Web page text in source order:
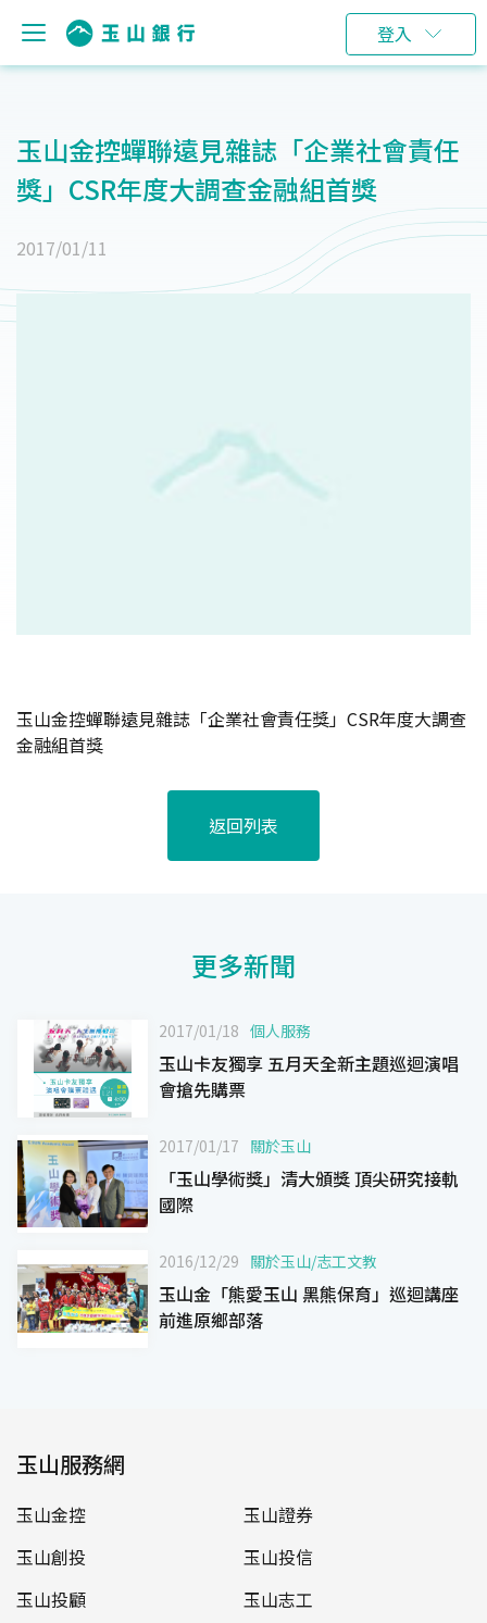
登入
玉山金控蟬聯遠見雜誌「企業社會責任
獎」CSR年度大調查金融組首獎
2017/01/11
玉山金控蟬聯遠見雜誌「企業社會責任獎」CSR年度大調查
金融組首獎
返回列表
更多新聞
2017/01/18 個人服務
玉山卡友獨享 五月天全新主題巡迴演唱
會搶先購票
2017/01/17 關於玉山
「玉山學術獎」清大頒獎 頂尖研究接軌
國際
2016/12/29 關於玉山/志工文教
玉山金「熊愛玉山 黑熊保育」巡迴講座
前進原鄉部落
玉山服務網
玉山金控
玉山證券
玉山創投
玉山投信
玉山投顧
玉山志工